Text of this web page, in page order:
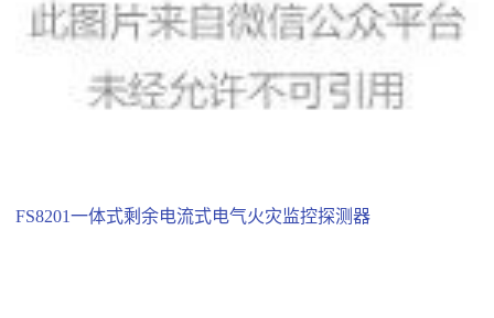
FS8201一体式剩余电流式电气火灾监控探测器